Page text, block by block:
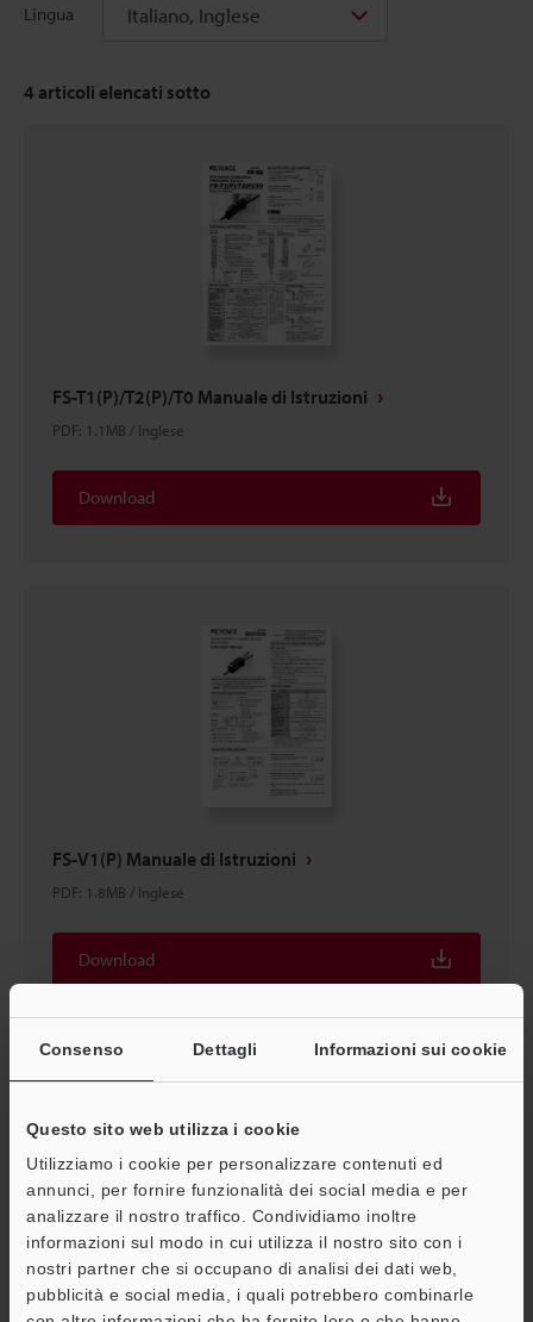
Consenso Dettagli Informazioni sui cookie
Questo sito web utilizza i cookie
Utilizziamo i cookie per personalizzare contenuti ed
annunci, per fornire funzionalità dei social media e per
analizzare il nostro traffico. Condividiamo inoltre
informazioni sul modo in cui utilizza il nostro sito con i
nostri partner che si occupano di analisi dei dati web,
pubblicità e social media, i quali potrebbero combinarle
Lingua Italiano, Inglese
4 articoli elencati sotto
FS-T1(P)/T2(P)/T0 Manuale di Istruzioni
PDF: 1.1MB / Inglese
Download
FS-V1(P) Manuale di Istruzioni
PDF: 1.8MB / Inglese
Download
Assistenza